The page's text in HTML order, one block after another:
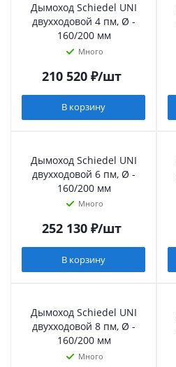
Дымоход Schiedel UNI
двухходовой 4 пм, Ø -
160/200 мм
Много
210 520₽/шт
В корзину
Дымоход Schiedel UNI
двухходовой 6 пм, Ø -
160/200 мм
Много
252 130₽/шт
В корзину
Дымоход Schiedel UNI
двухходовой 8 пм, Ø -
160/200 мм
Много